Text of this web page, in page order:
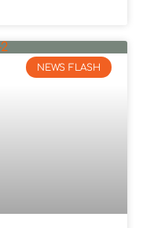
NEWS FLASH